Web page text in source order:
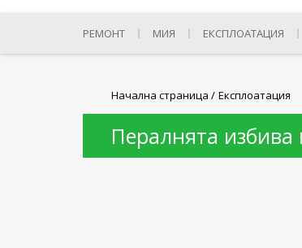
РЕМОНТ МИЯ ЕКСПЛОАТАЦИЯ
Начална страница / Експлоатация
Пералнята